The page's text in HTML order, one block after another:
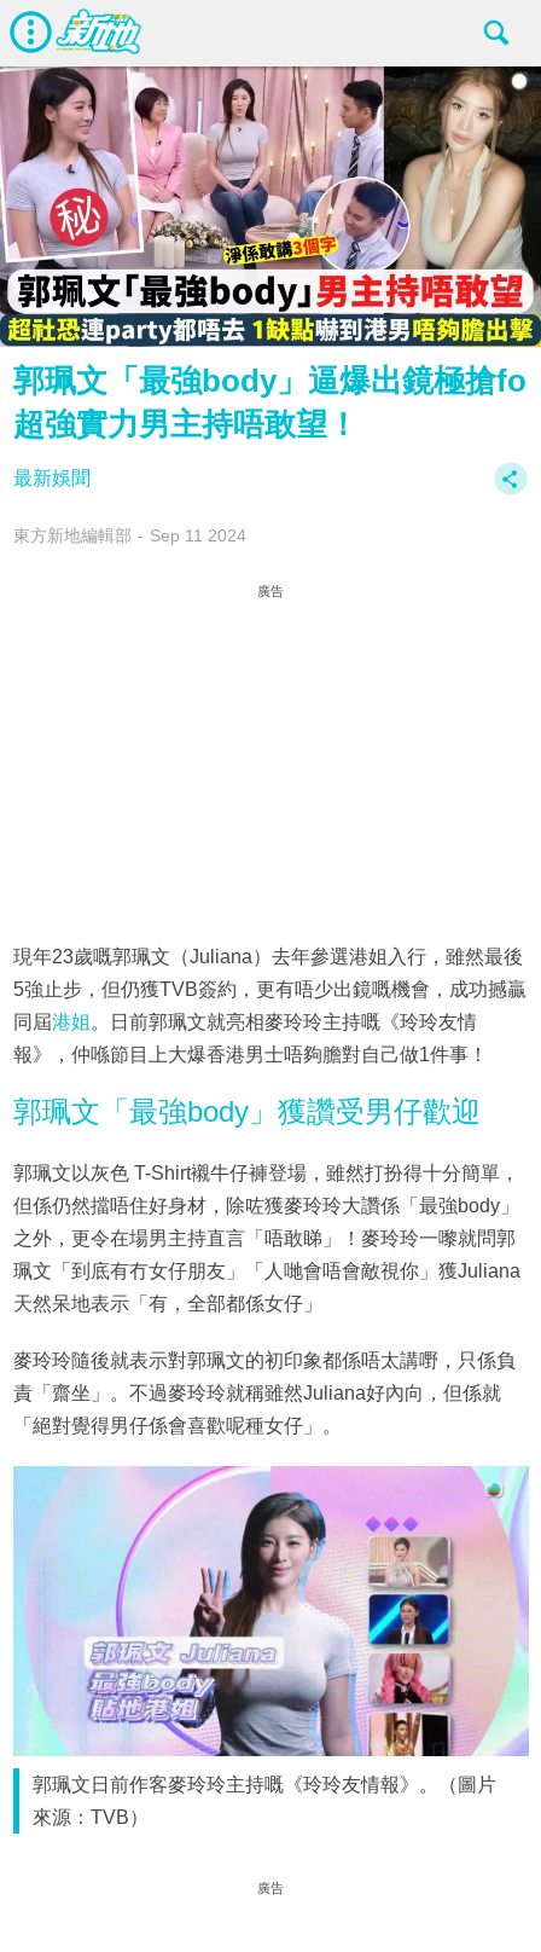
郭珮文「最強body」逼爆出鏡極搶fo
超強實力男主持唔敢望！
最新娛聞
東方新地編輯部 Sep 11 2024
廣告
現年23歲嘅郭珮文（Juliana）去年參選港姐入行，雖然最後
5強止步，但仍獲TVB簽約，更有唔少出鏡嘅機會，成功撼贏
同屆港姐 。日前郭珮文就亮相麥玲玲主持嘅《玲玲友情
報》，仲喺節目上大爆香港男士唔夠膽對自己做1件事！
郭珮文「最強body」獲讚受男仔歡迎
郭珮文以灰色 T-Shirt襯牛仔褲登場，雖然打扮得十分簡單，
但係仍然擋唔住好身材，除咗獲麥玲玲大讚係「最強body」
之外，更令在場男主持直言「唔敢睇」！麥玲玲一嚟就問郭
珮文「到底有冇女仔朋友」「人哋會唔會敵視你」獲Juliana
天然呆地表示「有，全部都係女仔」
麥玲玲隨後就表示對郭珮文的初印象都係唔太講嘢，只係負
責「齋坐」。不過麥玲玲就稱雖然Juliana好內向，但係就
「絕對覺得男仔係會喜歡呢種女仔」。
郭珮文日前作客麥玲玲主持嘅《玲玲友情報》。（圖片
來源：TVB）
廣告